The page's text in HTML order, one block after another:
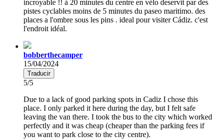
incroyable !! à 20 minutes du centre en vélo deservit par des
pistes cyclables moins de 5 minutes du paseo maritimo. des
places a l'ombre sous les pins . ideal pour visiter Cádiz. c'est
l'endroit idéal.
bobberthecamper
15/04/2024
Traducir
5/5
Due to a lack of good parking spots in Cadiz I chose this
place. I only parked it here during the day, but I felt safe
leaving the van there. I took the bus to the city which worked
perfectly and it was cheap (cheaper than the parking fees if
you want to park close to the city centre).